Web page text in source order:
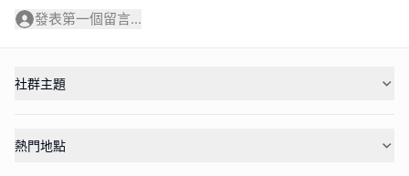
發表第一個留言...
社群主題
熱門地點